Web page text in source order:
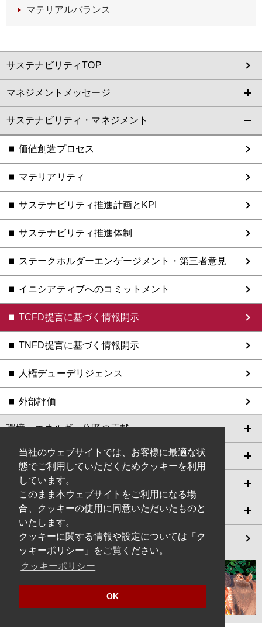
当社のウェブサイトでは、お客様に最適な状
態でご利用していただくためクッキーを利用
しています。
このまま本ウェブサイトをご利用になる場
合、クッキーの使用に同意いただいたものと
いたします。
クッキーに関する情報や設定については「ク
ッキーポリシー」をご覧ください。
クッキーポリシー
OK
マテリアルバランス
サステナビリティTOP
マネジメントメッセージ
サステナビリティ・マネジメント
価値創造プロセス
マテリアリティ
サステナビリティ推進計画とKPI
サステナビリティ推進体制
ステークホルダーエンゲージメント・第三者意見
イニシアティブへのコミットメント
TCFD提言に基づく情報開示
TNFD提言に基づく情報開示
人権デューデリジェンス
外部評価
環境・エネルギー分野の貢献
安心・安全な社会づくり
グローバル・コンプライアンス
サステナビリティ関連データ
編集方針